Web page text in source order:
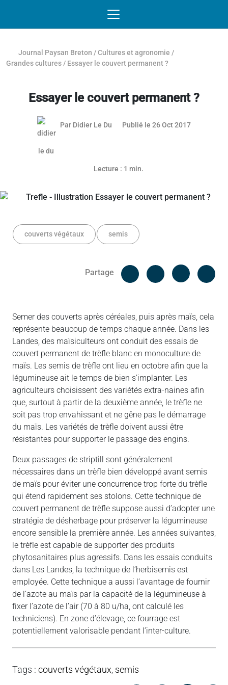
Journal Paysan Breton /Cultures et agronomie /
Grandes cultures / Essayer le couvert permanent ?
Essayer le couvert permanent ?
Par Didier Le Du Publié le 26 Oct 2017
Lecture : 1 min.
couverts végétaux semis
Partage
Facebook
Semer des couverts après céréales, puis après maïs, cela
représente beaucoup de temps chaque année. Dans les
Landes, des maïsiculteurs ont conduit des essais de
couvert permanent de trèfle blanc en monoculture de
maïs. Les semis de trèfle ont lieu en octobre afin que la
légumineuse ait le temps de bien s’implanter. Les
agriculteurs choisissent des variétés extra-naines afin
que, surtout à partir de la deuxième année, le trèfle ne
soit pas trop envahissant et ne gêne pas le démarrage
du maïs. Les variétés de trèfle doivent aussi être
résistantes pour supporter le passage des engins.
Deux passages de striptill sont généralement
nécessaires dans un trèfle bien développé avant semis
de maïs pour éviter une concurrence trop forte du trèfle
qui étend rapidement ses stolons. Cette technique de
couvert permanent de trèfle suppose aussi d’adopter une
stratégie de désherbage pour préserver la légumineuse
encore sensible la première année. Les années suivantes,
le trèfle est capable de supporter des produits
phytosanitaires plus agressifs. Dans les essais conduits
dans Les Landes, la technique de l’herbisemis est
employée. Cette technique a aussi l’avantage de fournir
de l’azote au maïs par la capacité de la légumineuse à
fixer l’azote de l’air (70 à 80 u/ha, ont calculé les
techniciens). En zone d’élevage, ce fourrage est
potentiellement valorisable pendant l’inter-culture.
Tags : couverts végétaux, semis